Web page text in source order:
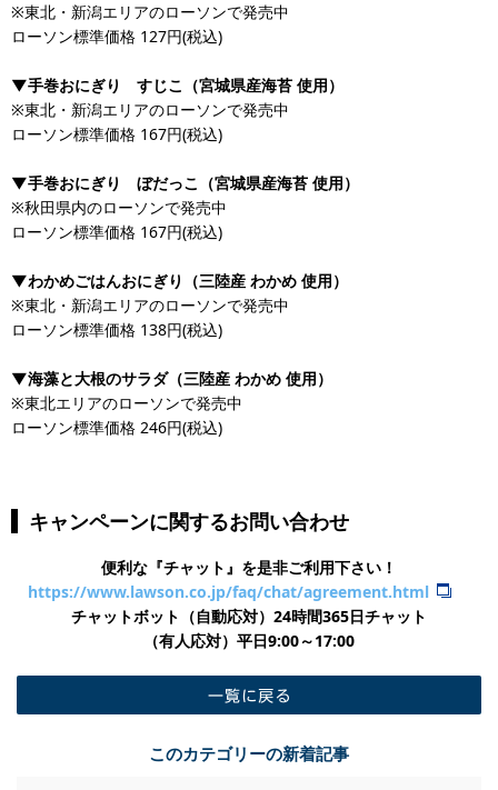
※東北・新潟エリアのローソンで発売中​​​​​​​
ローソン標準価格 127円(税込)
▼手巻おにぎり すじこ（宮城県産海苔 使用）
※東北・新潟エリアのローソンで発売中​​​​​​​
ローソン標準価格 167円(税込)
▼手巻おにぎり ぼだっこ（宮城県産海苔 使用）
※秋田県内のローソンで発売中
ローソン標準価格 167円(税込)
▼わかめごはんおにぎり（三陸産 わかめ 使用）
※東北・新潟エリアのローソンで発売中​​​​​​​
ローソン標準価格 138円(税込)
▼海藻と大根のサラダ（三陸産 わかめ 使用）
※東北エリアのローソンで発売中
​​​​​​​​​​​​​​ローソン標準価格 246円(税込)
キャンペーンに関するお問い合わせ
便利な『チャット』を是非ご利用下さい！
https://www.lawson.co.jp/faq/chat/agreement.html
チャットボット（自動応対）24時間365日チャット
​（有人応対）平日9:00～17:00
このカテゴリーの新着記事